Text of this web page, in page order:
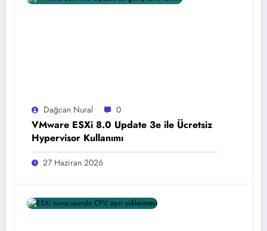
Dağcan Nural 0
VMware ESXi 8.0 Update 3e ile Ücretsiz
Hypervisor Kullanımı
27 Haziran 2026